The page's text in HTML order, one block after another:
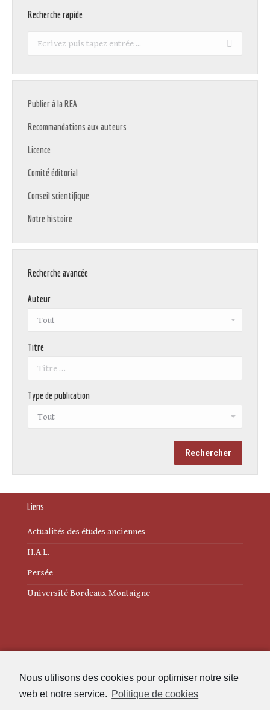
Nous utilisons des cookies pour optimiser notre site
web et notre service. Politique de cookies
Recherche rapide
Recherche
Publier à la REA
Recommandations aux auteurs
Licence
Comité éditorial
Conseil scientifique
Notre histoire
Recherche avancée
Auteur
Titre
Type de publication
Liens
Actualités des études anciennes
H.A.L.
Persée
Université Bordeaux Montaigne
Politique de cookies (UE)